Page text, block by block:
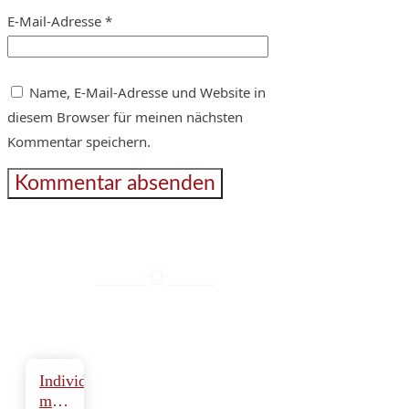
E-Mail-Adresse *
Name, E-Mail-Adresse und Website in
diesem Browser für meinen nächsten
Kommentar speichern.
Individuelle
maßgeschneiderte